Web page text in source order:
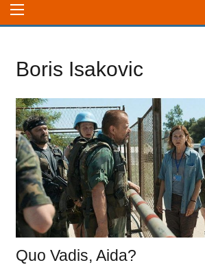
Boris Isakovic
Quo Vadis, Aida?